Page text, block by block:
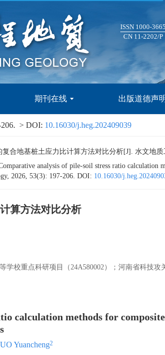
ISSN 1000-3665
CN 11-2202/P
期刊在线 出版道德声
> DOI: 10.16030/j.heg.202409039
合地基桩土应力比计算方法对比分析[J]. 水文地质
analysis of pile-soil stress ratio calculation
2026, 53(3): 197-206. DOI: 10.16030/
算方法对比分析
学校重点科研项目（24A580002）；河南省科技攻
calculation methods for
Yuancheng2